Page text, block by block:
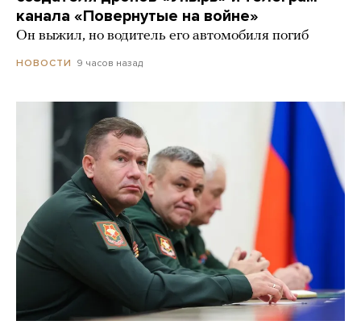
канала «Повернутые на войне»
Он выжил, но водитель его автомобиля погиб
НОВОСТИ 9 часов назад